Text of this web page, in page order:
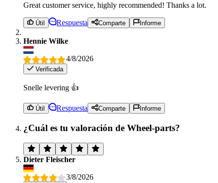
Great customer service, highly recommended! Thanks a lot.
Útil Respuesta Comparte Informe
Hennie Wilke
4/8/2026
Verificada
Snelle levering 👍
Útil Respuesta Comparte Informe
¿Cuál es tu valoración de Wheel-parts?
Dieter Fleischer
3/8/2026